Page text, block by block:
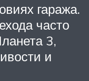
гаража.
часто
3,
и